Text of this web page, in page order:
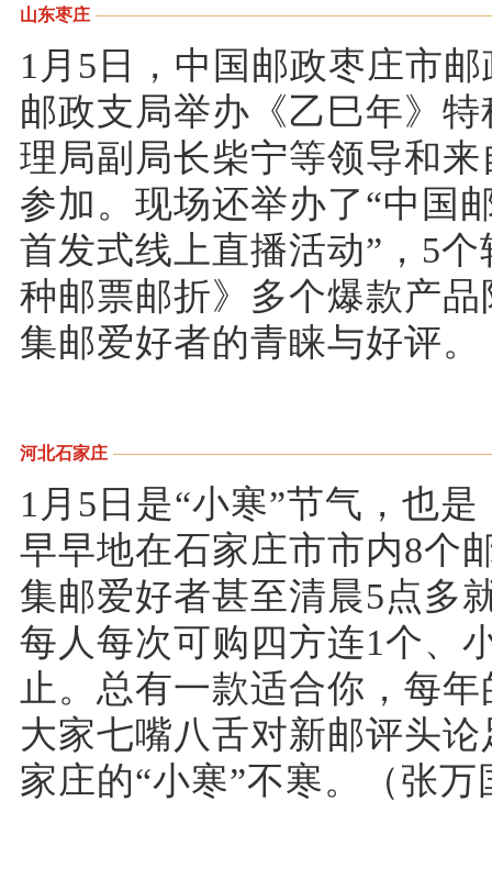
山东枣庄
1月5日，中国邮政枣庄市
邮政支局举办《乙巳年》
理局副局长柴宁等领导和
参加。现场还举办了“中国
首发式线上直播活动”，5
种邮票邮折》多个爆款产
集邮爱好者的青睐与好评
河北石家庄
1月5日是“小寒”节气，也
早早地在石家庄市市内8个
集邮爱好者甚至清晨5点多
每人每次可购四方连1个、
止。总有一款适合你，每
大家七嘴八舌对新邮评头
家庄的“小寒”不寒。（张万